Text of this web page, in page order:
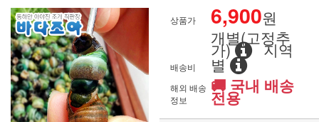
상품가 6,900원
배송비
개별(고정추
가) 지역
별
해외 배송
정보
🚚 국내 배송
전용